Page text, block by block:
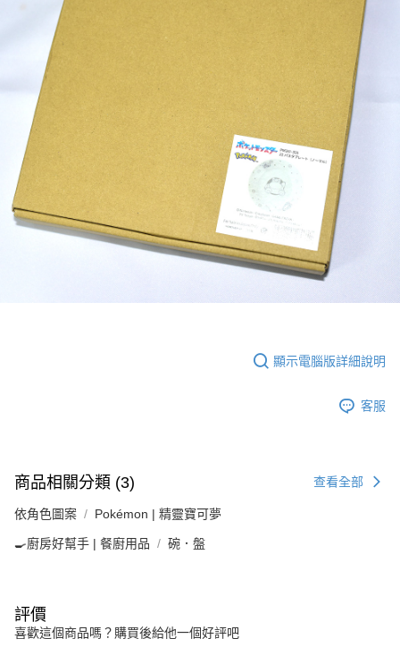
顯示電腦版詳細說明
客服
商品相關分類 (3) 查看全部
依角色圖案 Pokémon | 精靈寶可夢
🍳廚房好幫手 | 餐廚用品 碗．盤
評價
喜歡這個商品嗎？購買後給他一個好評吧